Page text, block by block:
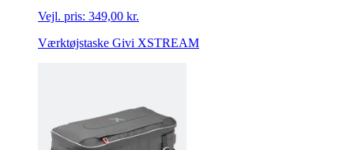
Vejl. pris: 349,00 kr.
Værktøjstaske Givi XSTREAM